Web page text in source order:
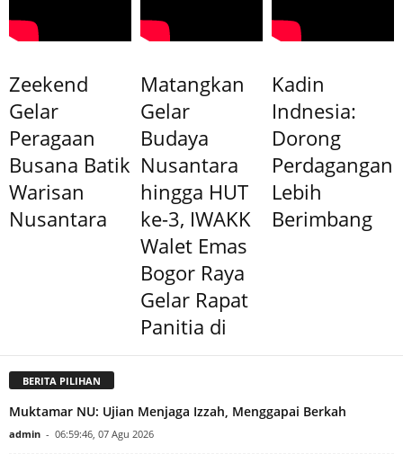
Zeekend
Gelar
Peragaan
Busana Batik
Warisan
Nusantara
Matangkan
Gelar
Budaya
Nusantara
hingga HUT
ke-3, IWAKK
Walet Emas
Bogor Raya
Gelar Rapat
Panitia di
Kadin
Indnesia:
Dorong
Perdagangan
Lebih
Berimbang
BERITA PILIHAN
Muktamar NU: Ujian Menjaga Izzah, Menggapai Berkah
admin - 06:59:46, 07 Agu 2026